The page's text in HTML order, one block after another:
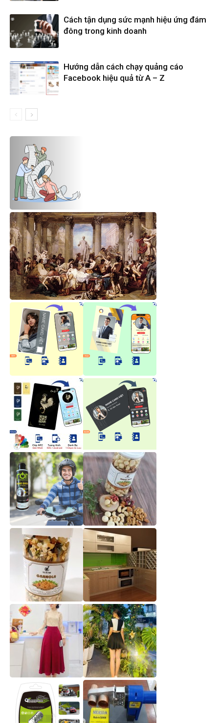
Cách tận dụng sức mạnh hiệu ứng đám
đông trong kinh doanh
Hướng dẫn cách chạy quảng cáo
Facebook hiệu quả từ A – Z